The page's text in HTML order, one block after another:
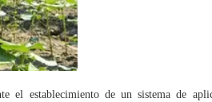
el establecimiento de un sistema de